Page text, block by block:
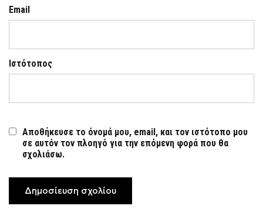
Email
Ιστότοπος
Αποθήκευσε το όνομά μου, email, και τον ιστότοπο μου
σε αυτόν τον πλοηγό για την επόμενη φορά που θα
σχολιάσω.